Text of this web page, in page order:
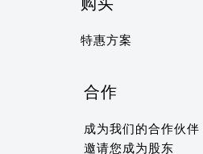
特惠方案
合作
成为我们的合作伙伴
邀请您成为股东